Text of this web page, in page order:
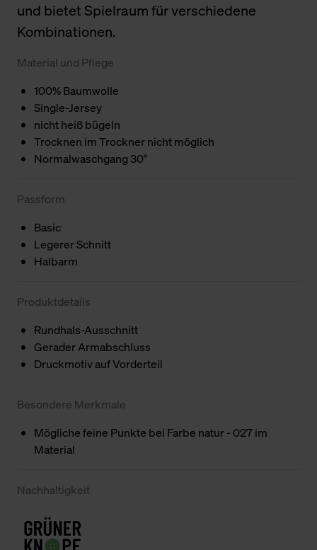
und bietet Spielraum für verschiedene
Kombinationen.
Material und Pflege
100% Baumwolle
Single-Jersey
nicht heiß bügeln
Trocknen im Trockner nicht möglich
Normalwaschgang 30°
Passform
Basic
Legerer Schnitt
Halbarm
Produktdetails
Rundhals-Ausschnitt
Gerader Armabschluss
Druckmotiv auf Vorderteil
Besondere Merkmale
Mögliche feine Punkte bei Farbe natur - 027 im
Material
Nachhaltigkeit